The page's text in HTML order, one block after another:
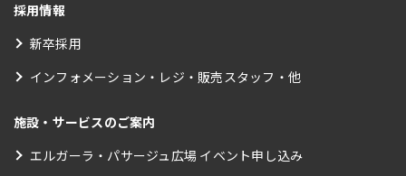
採用情報
新卒採用
インフォメーション・レジ・販売スタッフ・他
施設・サービスのご案内
エルガーラ・パサージュ広場 イベント申し込み